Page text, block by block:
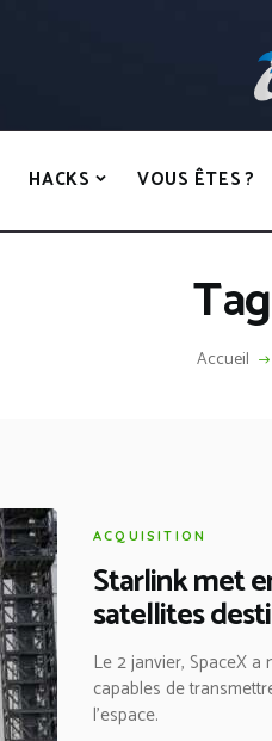
HACKS VOUS ÊTES ?
Accueil
VOUS ÊTES ?
RESSOURCES
CONTACT
ACQUISITION
Starlink met
satellites
Le 2 janvier, SpaceX
capables de
l’espace.